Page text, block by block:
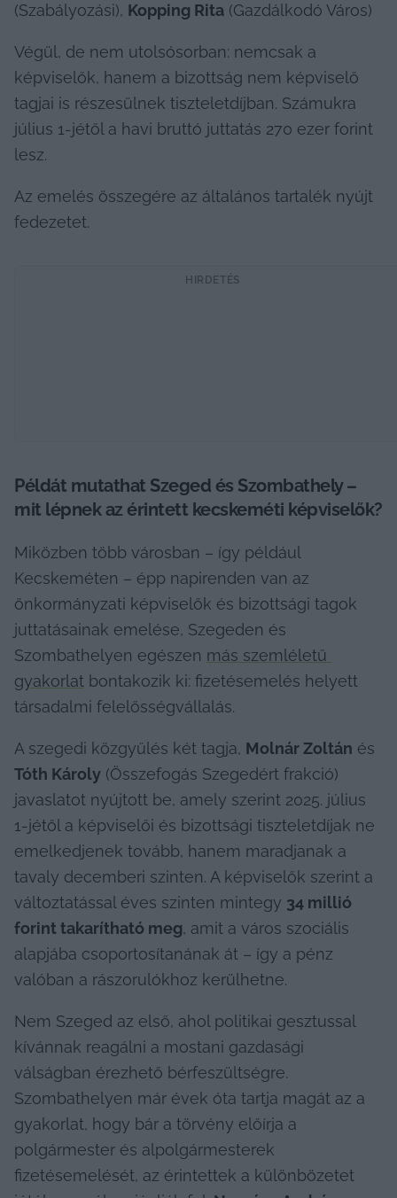
(Szabályozási), Kopping Rita (Gazdálkodó Város)
Végül, de nem utolsósorban: nemcsak a
képviselők, hanem a bizottság nem képviselő
tagjai is részesülnek tiszteletdíjban. Számukra
július 1-jétől a havi bruttó juttatás 270 ezer forint
lesz.
Az emelés összegére az általános tartalék nyújt
fedezetet.
HIRDETÉS
Példát mutathat Szeged és Szombathely –
mit lépnek az érintett kecskeméti képviselők?
Miközben több városban – így például
Kecskeméten – épp napirenden van az
önkormányzati képviselők és bizottsági tagok
juttatásainak emelése, Szegeden és
Szombathelyen egészen más szemléletű
gyakorlat bontakozik ki: fizetésemelés helyett
társadalmi felelősségvállalás.
A szegedi közgyűlés két tagja, Molnár Zoltán
Tóth Károly (Összefogás Szegedért frakció)
javaslatot nyújtott be, amely szerint 2025. július
1-jétől a képviselői és bizottsági tiszteletdíjak ne
emelkedjenek tovább, hanem maradjanak a
tavaly decemberi szinten. A képviselők szerint a
változtatással éves szinten mintegy 34 millió
forint takarítható meg, amit a város szociális
alapjába csoportosítanának át – így a pénz
valóban a rászorulókhoz kerülhetne.
Nem Szeged az első, ahol politikai gesztussal
kívánnak reagálni a mostani gazdasági
válságban érezhető bérfeszültségre.
Szombathelyen már évek óta tartja magát az a
gyakorlat, hogy bár a törvény előírja a
polgármester és alpolgármesterek
fizetésemelését, az érintettek a különbözetet